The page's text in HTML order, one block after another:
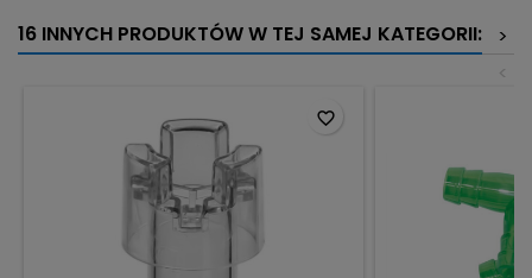
16 INNYCH PRODUKTÓW W TEJ SAMEJ KATEGORII:
>
<
favorite_border